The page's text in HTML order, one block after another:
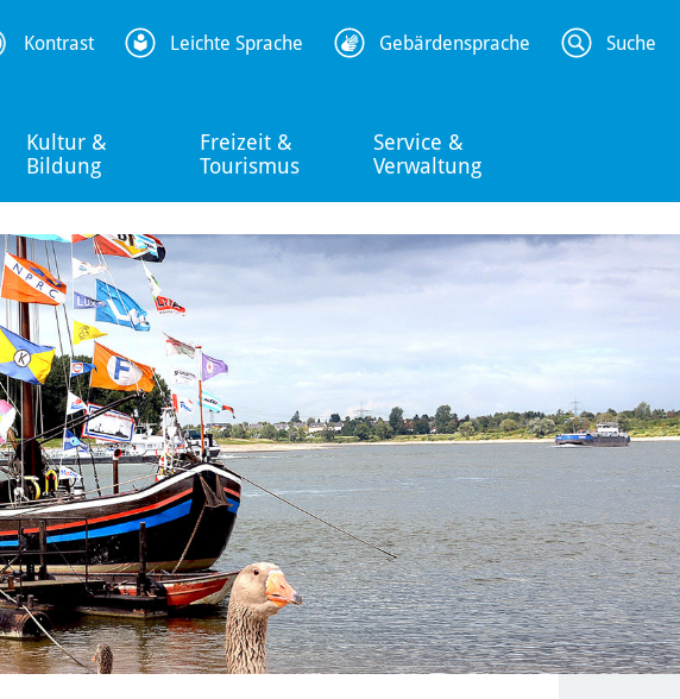
Kultur &
Bildung
Freizeit &
Tourismus
Service &
Verwaltung
Kontrast Leichte Sprache Gebärdensprache Suche